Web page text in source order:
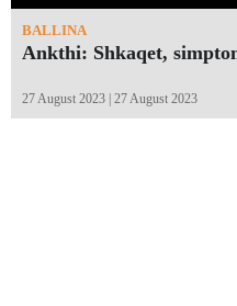
BALLINA
Ankthi: Shkaqet,
27 August 2023 | 27 August 2023